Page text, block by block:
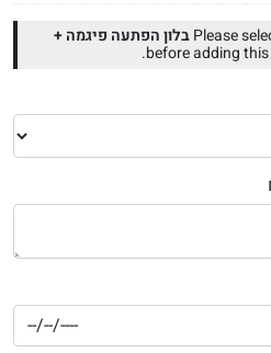
Pleaseבלון הפתעה פיגמה +